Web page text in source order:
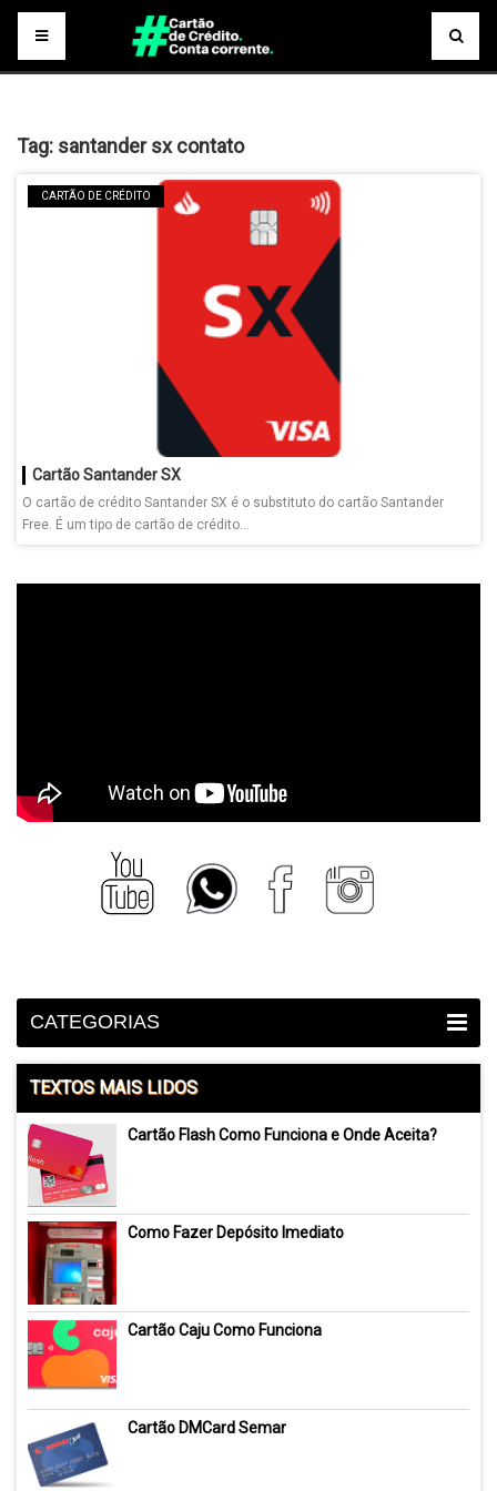
Tag: santander sx contato
CARTÃO DE CRÉDITO
Cartão Santander SX
O cartão de crédito Santander SX é o substituto do cartão Santander
Free. É um tipo de cartão de crédito...
CATEGORIAS
TEXTOS MAIS LIDOS
Cartão Flash Como Funciona e Onde Aceita?
Como Fazer Depósito Imediato
Cartão Caju Como Funciona
Cartão DMCard Semar